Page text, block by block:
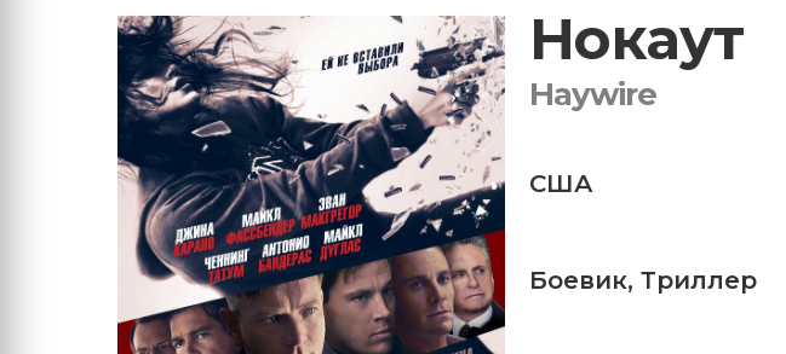
Нокаут
Haywire
США
Боевик, Триллер